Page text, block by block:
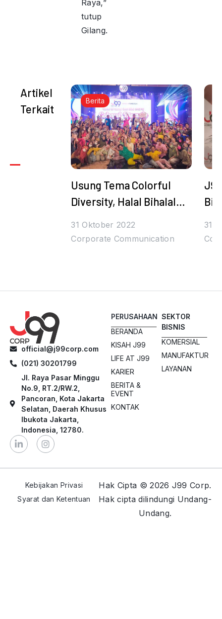
Raya,”
tutup
Gilang.
Artikel
Terkait
Berita
Usung Tema Colorful
Diversity, Halal Bihalal
Hadiah dan Bintang
31 Oktober 2022
Corporate Communication
31
official@j99corp.com
(021) 30201799
Jl. Raya Pasar Minggu
No.9, RT.2/RW.2,
Pancoran, Kota Jakarta
Selatan, Daerah Khusus
Ibukota Jakarta,
Indonesia, 12780.
PERUSAHAAN
BERANDA
KISAH J99
LIFE AT J99
KARIER
BERITA &
EVENT
KONTAK
SEKTOR
BISNIS
KOMERSIAL
MANUFAKTUR
LAYANAN
Hak Cipta © 2026 J99 Corp.
Hak cipta dilindungi Undang-
Undang.
Kebijakan Privasi
Syarat dan Ketentuan